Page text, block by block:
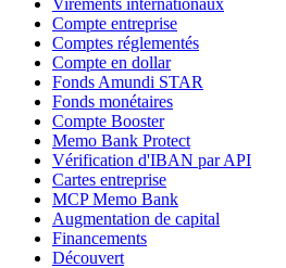
Virements internationaux
Compte entreprise
Comptes réglementés
Compte en dollar
Fonds Amundi STAR
Fonds monétaires
Compte Booster
Memo Bank Protect
Vérification d'IBAN par API
Cartes entreprise
MCP Memo Bank
Augmentation de capital
Financements
Découvert